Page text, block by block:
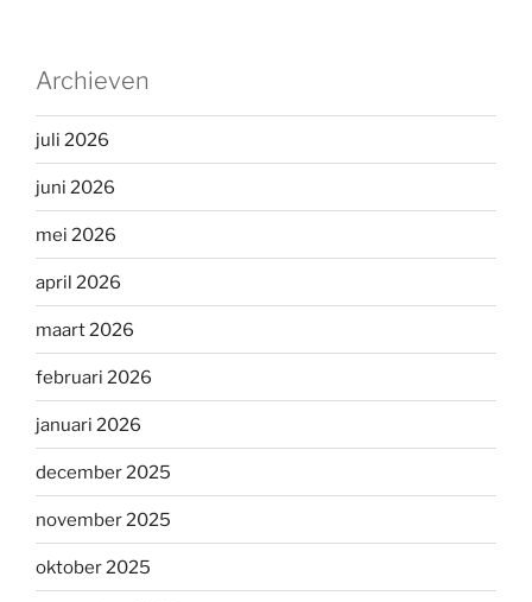
Archieven
juli 2026
juni 2026
mei 2026
april 2026
maart 2026
februari 2026
januari 2026
december 2025
november 2025
oktober 2025